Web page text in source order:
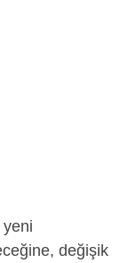
yeni
değişik